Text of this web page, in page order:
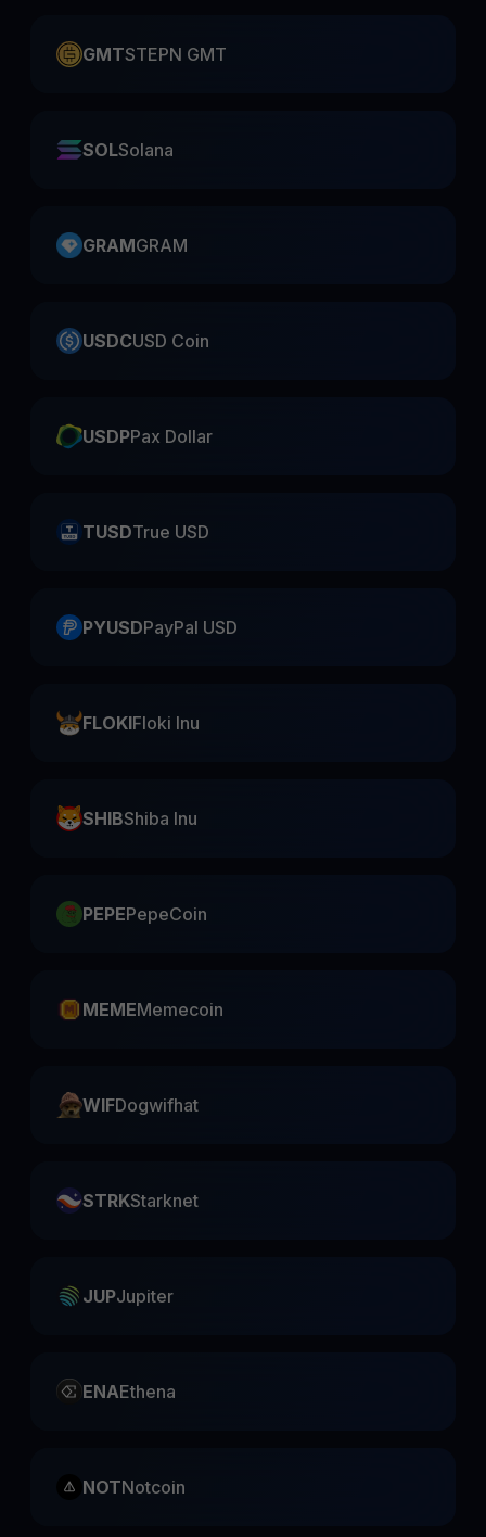
GMTSTEPN GMT
SOLSolana
GRAMGRAM
USDCUSD Coin
USDPPax Dollar
TUSDTrue USD
PYUSDPayPal USD
FLOKIFloki Inu
SHIBShiba Inu
PEPEPepeCoin
MEMEMemecoin
WIFDogwifhat
STRKStarknet
JUPJupiter
ENAEthena
NOTNotcoin